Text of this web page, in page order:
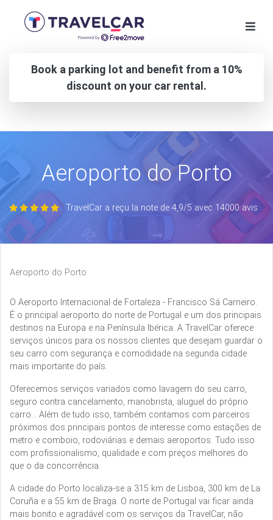
Book a parking lot and benefit from a 10%
discount on your car rental.
Aeroporto do Porto
TravelCar a reçu la note de 4,9/5 avec 14000 avis
Aeroporto do Porto
O Aeroporto Internacional de Fortaleza - Francisco Sá Carneiro.
É o principal aeroporto do norte de Portugal e um dos principais
destinos na Europa e na Península Ibérica. A TravelCar oferece
serviços únicos para os nossos clientes que desejam guardar o
seu carro com segurança e comodidade na segunda cidade
mais importante do país.
Oferecemos serviços variados como lavagem do seu carro,
seguro contra cancelamento, manobrista, aluguel do próprio
carro... Além de tudo isso, também contamos com parceiros
próximos dos principais pontos de interesse como estações de
metro e comboio, rodoviárias e demais aeroportos. Tudo isso
com profissionalismo, qualidade e com preços melhores do
que o da concorrência.
A cidade do Porto localiza-se a 315 km de Lisboa, 300 km de La
Coruña e a 55 km de Braga. O norte de Portugal vai ficar ainda
mais bonito e agradável com os serviços da TravelCar, não